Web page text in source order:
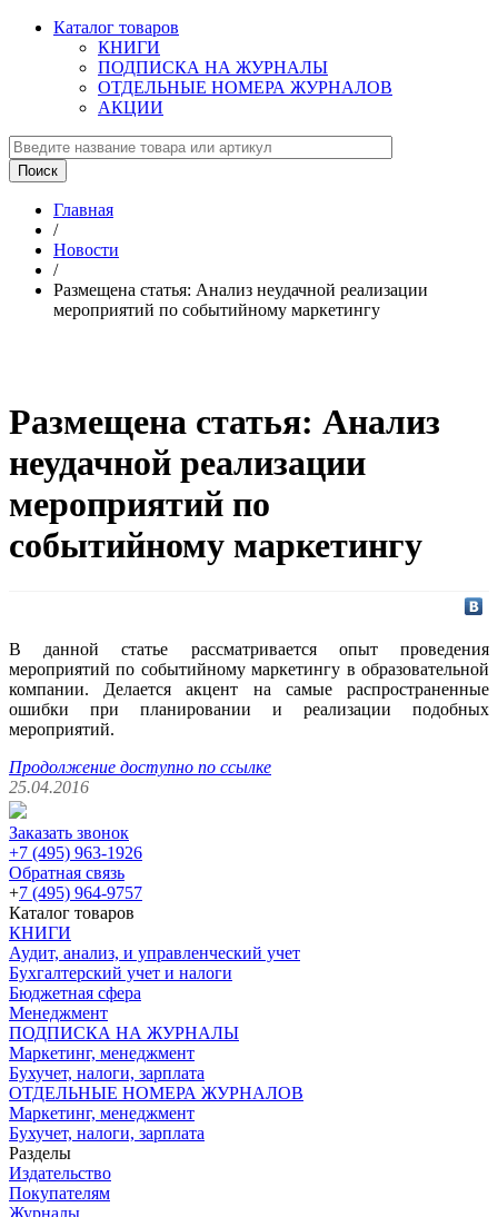
Каталог товаров
КНИГИ
ПОДПИСКА НА ЖУРНАЛЫ
ОТДЕЛЬНЫЕ НОМЕРА ЖУРНАЛОВ
АКЦИИ
Главная
/
Новости
/
Размещена статья: Анализ неудачной реализации
мероприятий по событийному маркетингу
Размещена статья: Анализ
неудачной реализации
мероприятий по
событийному маркетингу
В данной статье рассматривается опыт проведения
мероприятий по событийному маркетингу в образовательной
компании. Делается акцент на самые распространенные
ошибки при планировании и реализации подобных
мероприятий.
Продолжение доступно по ссылке
25.04.2016
Заказать звонок
+7 (495) 963-1926
Обратная связь
+7 (495) 964-9757
Каталог товаров
КНИГИ
Аудит, анализ, и управленческий учет
Бухгалтерский учет и налоги
Бюджетная сфера
Менеджмент
ПОДПИСКА НА ЖУРНАЛЫ
Маркетинг, менеджмент
Бухучет, налоги, зарплата
ОТДЕЛЬНЫЕ НОМЕРА ЖУРНАЛОВ
Маркетинг, менеджмент
Бухучет, налоги, зарплата
Разделы
Издательство
Покупателям
Журналы